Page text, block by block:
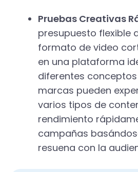
Pruebas Creativas
presupuesto flexible
formato de video
en una plataforma
diferentes conceptos
marcas pueden
varios tipos de
rendimiento
campañas
resuena con la